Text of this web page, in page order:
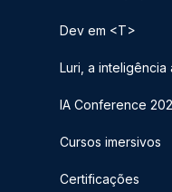
Dev em <T>
Luri, a inteligência
IA Conference
Cursos imersivos
Certificações